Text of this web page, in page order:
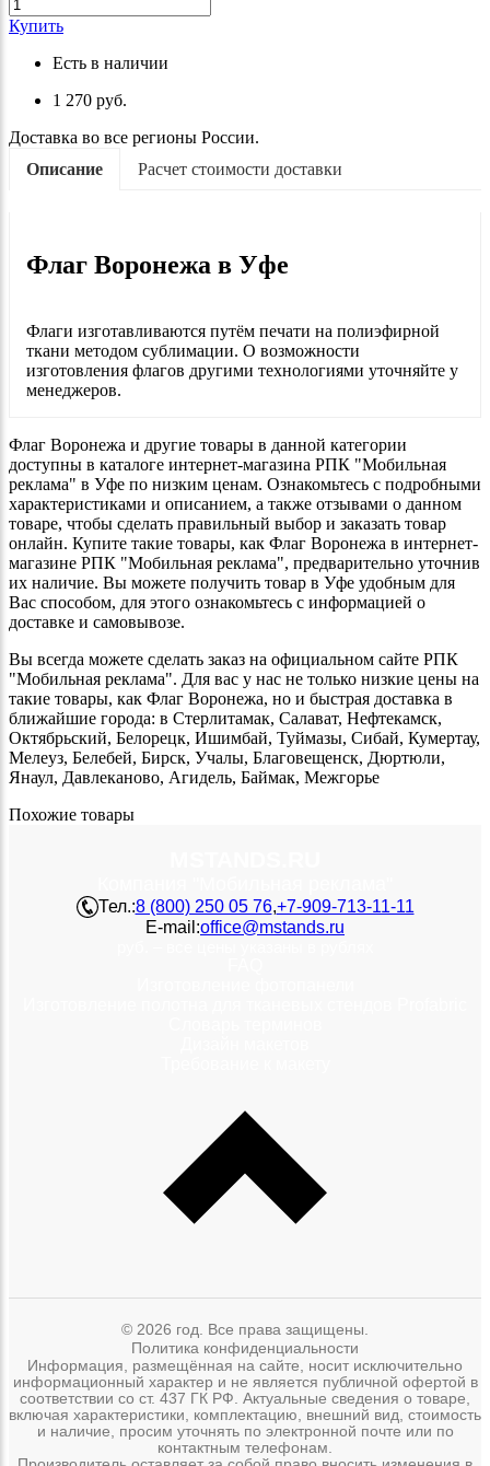
Купить
Есть в наличии
1 270 руб.
Доставка во все регионы России.
Описание
Расчет стоимости доставки
Флаг Воронежа в Уфе
Флаги изготавливаются путём печати на полиэфирной
ткани методом сублимации. О возможности
изготовления флагов другими технологиями уточняйте у
менеджеров.
Флаг Воронежа и другие товары в данной категории
доступны в каталоге интернет-магазина РПК "Мобильная
реклама" в Уфе по низким ценам. Ознакомьтесь с подробными
характеристиками и описанием, а также отзывами о данном
товаре, чтобы сделать правильный выбор и заказать товар
онлайн. Купите такие товары, как Флаг Воронежа в интернет-
магазине РПК "Мобильная реклама", предварительно уточнив
их наличие. Вы можете получить товар в Уфе удобным для
Вас способом, для этого ознакомьтесь с информацией о
доставке и самовывозе.
Вы всегда можете сделать заказ на официальном сайте РПК
"Мобильная реклама". Для вас у нас не только низкие цены на
такие товары, как Флаг Воронежа, но и быстрая доставка в
ближайшие города: в Стерлитамак, Салават, Нефтекамск,
Октябрьский, Белорецк, Ишимбай, Туймазы, Сибай, Кумертау,
Мелеуз, Белебей, Бирск, Учалы, Благовещенск, Дюртюли,
Янаул, Давлеканово, Агидель, Баймак, Межгорье
Похожие товары
Тел.:8 (800) 250 05 76,+7-909-713-11-11
E-mail:office@mstands.ru
© 2026 год. Все права защищены.
Политика конфиденциальности
Информация, размещённая на сайте, носит исключительно
информационный характер и не является публичной офертой в
соответствии со ст. 437 ГК РФ. Актуальные сведения о товаре,
включая характеристики, комплектацию, внешний вид, стоимость
и наличие, просим уточнять по электронной почте или по
контактным телефонам.